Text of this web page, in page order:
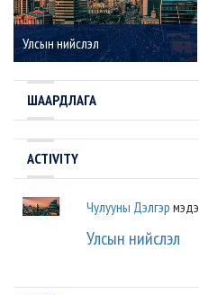
Улсын нийслэл
ШААРДЛАГА
ACTIVITY
Чулууны Дэлгэр
Улсын нийслэл